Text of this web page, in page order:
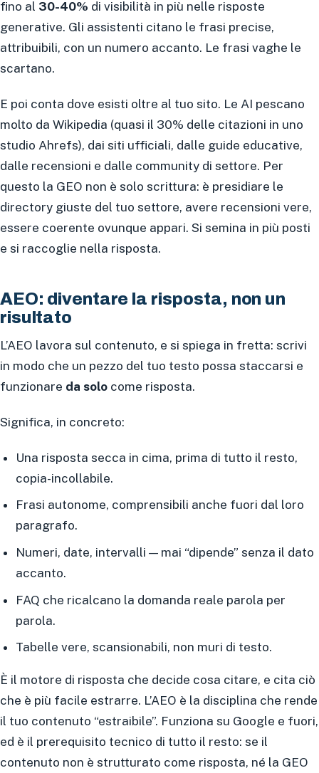
fino al 30-40% di visibilità in più nelle risposte
generative. Gli assistenti citano le frasi precise,
attribuibili, con un numero accanto. Le frasi vaghe le
scartano.
E poi conta dove esisti oltre al tuo sito. Le AI pescano
molto da Wikipedia (quasi il 30% delle citazioni in uno
studio Ahrefs), dai siti ufficiali, dalle guide educative,
dalle recensioni e dalle community di settore. Per
questo la GEO non è solo scrittura: è presidiare le
directory giuste del tuo settore, avere recensioni vere,
essere coerente ovunque appari. Si semina in più posti
e si raccoglie nella risposta.
AEO: diventare la risposta, non un
risultato
L’AEO lavora sul contenuto, e si spiega in fretta: scrivi
in modo che un pezzo del tuo testo possa staccarsi e
funzionare da solo come risposta.
Significa, in concreto:
Una risposta secca in cima, prima di tutto il resto,
copia-incollabile.
Frasi autonome, comprensibili anche fuori dal loro
paragrafo.
Numeri, date, intervalli — mai “dipende” senza il dato
accanto.
FAQ che ricalcano la domanda reale parola per
parola.
Tabelle vere, scansionabili, non muri di testo.
È il motore di risposta che decide cosa citare, e cita ciò
che è più facile estrarre. L’AEO è la disciplina che rende
il tuo contenuto “estraibile”. Funziona su Google e fuori,
ed è il prerequisito tecnico di tutto il resto: se il
contenuto non è strutturato come risposta, né la GEO